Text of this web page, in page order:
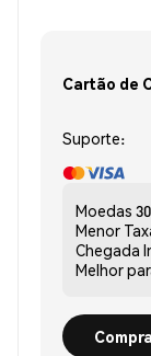
Cartão de
Suporte:
Moedas
Menor
Chegada
Melhor